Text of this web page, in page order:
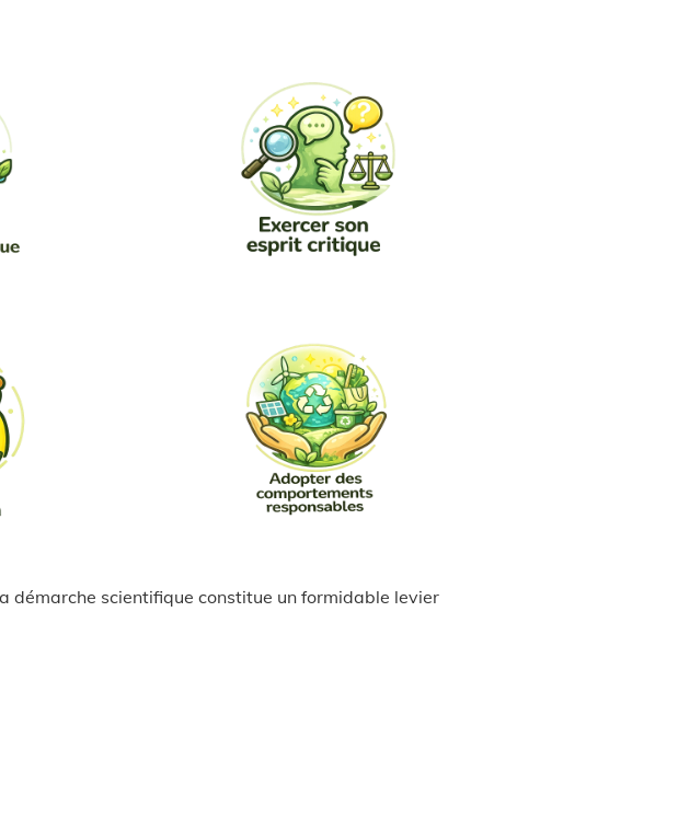
démarche scientifique constitue un formidable levier